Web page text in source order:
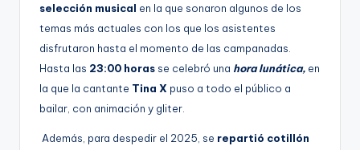
selección musical en la que sonaron algunos de los
temas más actuales con los que los asistentes
disfrutaron hasta el momento de las campanadas.
Hasta las 23:00 horas se celebró una hora lunática, en
la que la cantante Tina X puso a todo el público a
bailar, con animación y gliter.
Además, para despedir el 2025, se repartió cotillón